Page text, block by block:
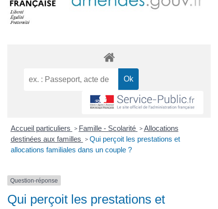
Accueil particuliers > Famille - Scolarité > Allocations
destinées aux familles > Qui perçoit les prestations et
allocations familiales dans un couple ?
Question-réponse
Qui perçoit les prestations et